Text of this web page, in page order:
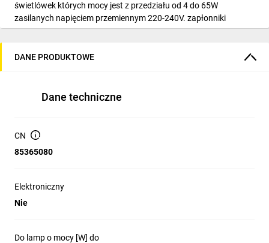
świetlówek których mocy jest z przedziału od 4 do 65W
zasilanych napięciem przemiennym 220-240V. zapłonniki
wykonane są wyłącznie ze szkła nie zawierającego ołowiu.
sprzedawany jest przez nasz sklep na sztuki. Minimalne
DANE PRODUKTOWE
Dane techniczne
CN
85365080
Elektroniczny
Nie
Do lamp o mocy [W] do